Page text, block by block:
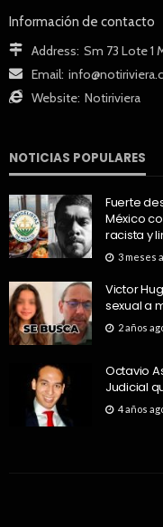
Información de contacto
Address: Sm 73 Lote 1
Email:
Website: Notiriviera
NOTICIAS POPULARES
Fuerte
México
racista y
3 meses
Victor
sexual a
2 años
Octavio
Judicial
4 años